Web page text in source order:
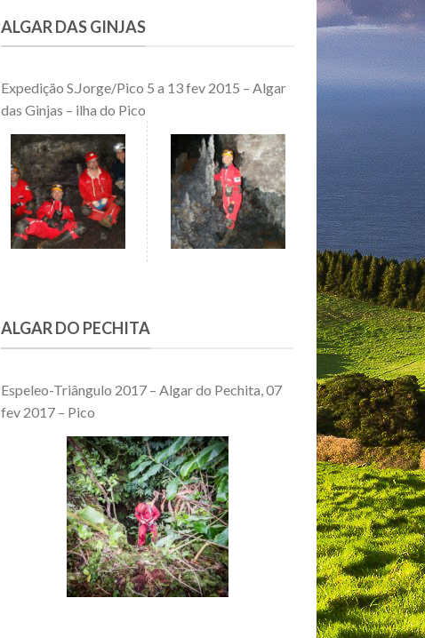
ALGAR DAS GINJAS
Expedição S.Jorge/Pico 5 a 13 fev 2015 – Algar
das Ginjas – ilha do Pico
ALGAR DO PECHITA
Espeleo-Triângulo 2017 – Algar do Pechita, 07
fev 2017 – Pico